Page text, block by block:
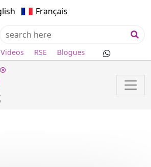
Français
Videos RSE Blogues